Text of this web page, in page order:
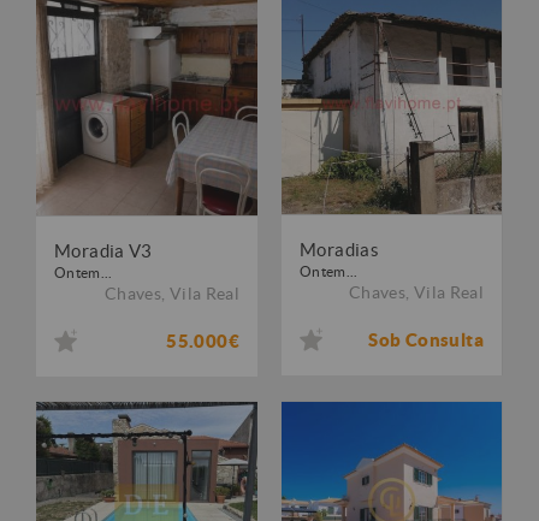
Moradia V3
Ontem...
Chaves Vila Real
55.000€
Moradias
Ontem...
Chaves Vila Real
Sob Consulta